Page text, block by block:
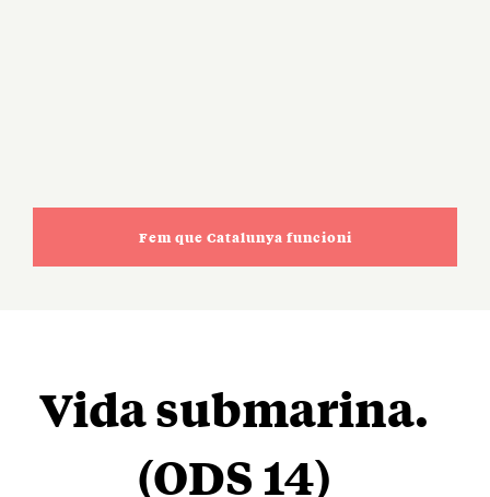
Fem que Catalunya funcioni
Vida submarina.
(ODS 14)